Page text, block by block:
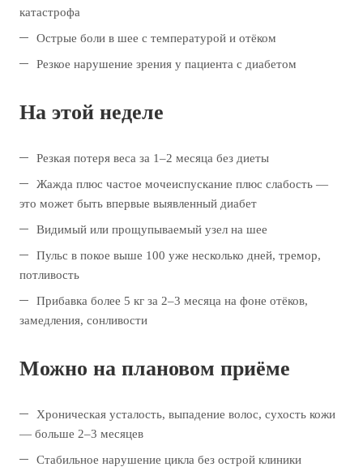
катастрофа
Острые боли в шее с температурой и отёком
Резкое нарушение зрения у пациента с диабетом
На этой неделе
Резкая потеря веса за 1–2 месяца без диеты
Жажда плюс частое мочеиспускание плюс слабость —
это может быть впервые выявленный диабет
Видимый или прощупываемый узел на шее
Пульс в покое выше 100 уже несколько дней, тремор,
потливость
Прибавка более 5 кг за 2–3 месяца на фоне отёков,
замедления, сонливости
Можно на плановом приёме
Хроническая усталость, выпадение волос, сухость кожи
— больше 2–3 месяцев
Стабильное нарушение цикла без острой клиники